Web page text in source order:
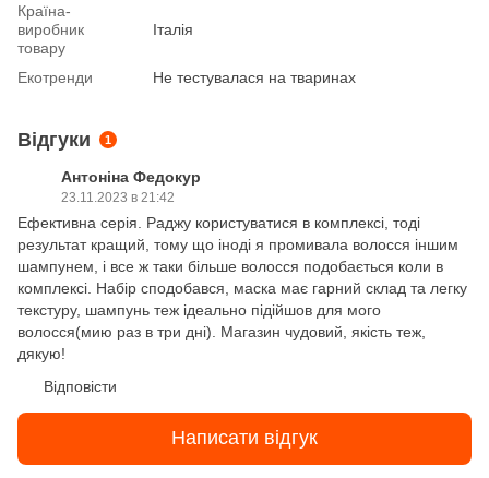
Країна-
виробник
товару
Італія
Екотренди Не тестувалася на тваринах
Відгуки 1
Антоніна Федокур
23.11.2023 в 21:42
Ефективна серія. Раджу користуватися в комплексі, тоді
результат кращий, тому що іноді я промивала волосся іншим
шампунем, і все ж таки більше волосся подобається коли в
комплексі. Набір сподобався, маска має гарний склад та легку
текстуру, шампунь теж ідеально підійшов для мого
волосся(мию раз в три дні). Магазин чудовий, якість теж,
дякую!
Відповісти
Написати відгук